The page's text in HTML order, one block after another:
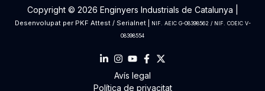
Copyright © 2026 Enginyers Industrials de Catalunya |
Desenvolupat per PKF Attest/ Serialnet|
NIF. AEIC G-08398562 / NIF. COEIC V-
08398554
Avís legal
Política de privacitat